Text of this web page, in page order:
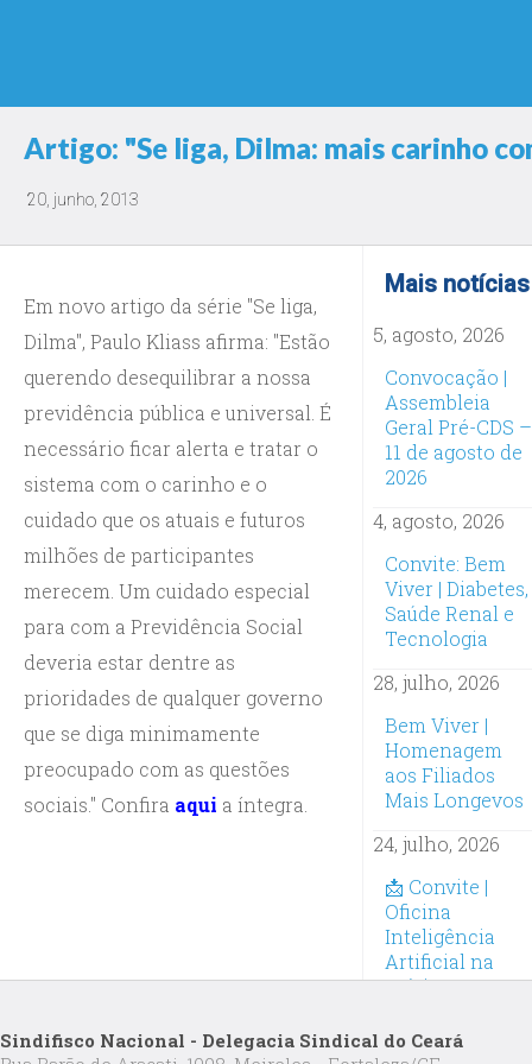
Artigo: "Se liga, Dilma: mais carinho
20, junho, 2013
Em novo artigo da série "Se liga,
Dilma", Paulo Kliass afirma: "Estão
querendo desequilibrar a nossa
previdência pública e universal. É
necessário ficar alerta e tratar o
sistema com o carinho e o
cuidado que os atuais e futuros
milhões de participantes
merecem. Um cuidado especial
para com a Previdência Social
deveria estar dentre as
prioridades de qualquer governo
que se diga minimamente
preocupado com as questões
sociais." Confira aqui a íntegra.
Mais notícias
5, agosto, 2026
Convocação |
Assembleia
Geral Pré-CDS –
11 de agosto de
2026
4, agosto, 2026
Convite: Bem
Viver | Diabetes,
Saúde Renal e
Tecnologia
28, julho, 2026
Bem Viver |
Homenagem
aos Filiados
Mais Longevos
24, julho, 2026
📩 Convite |
Oficina
Inteligência
Artificial na
Prática:
abertas
Sindifisco Nacional - Delegacia Sindical do Ceará